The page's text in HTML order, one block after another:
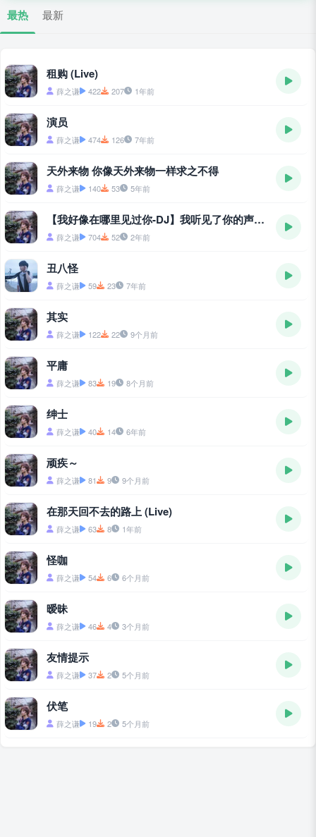
最热 最新
租购 (Live)
薛之谦 422 207 1年前
演员
薛之谦 474 126 7年前
天外来物 你像天外来物一样求之不得
薛之谦 140 53 5年前
【我好像在哪里见过你-DJ】我听见了你的声音_
薛之谦 704 52 2年前
丑八怪
薛之谦 59 23 7年前
其实
薛之谦 122 22 9个月前
平庸
薛之谦 83 19 8个月前
绅士
薛之谦 40 14 6年前
顽疾～
薛之谦 81 9 9个月前
在那天回不去的路上 (Live)
薛之谦 63 8 1年前
怪咖
薛之谦 54 6 6个月前
暧昧
薛之谦 46 4 3个月前
友情提示
薛之谦 37 2 5个月前
伏笔
薛之谦 19 2 5个月前